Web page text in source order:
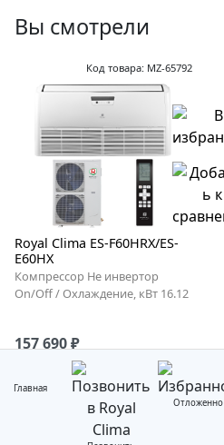
Вы смотрели
Код товара: MZ-65792
Royal Clima ES-F60HRX/ES-
E60HX
Компрессор Не инвертор
On/Off / Охлаждение, кВт 16.12
157 690 ₽
Главная
Отложенно